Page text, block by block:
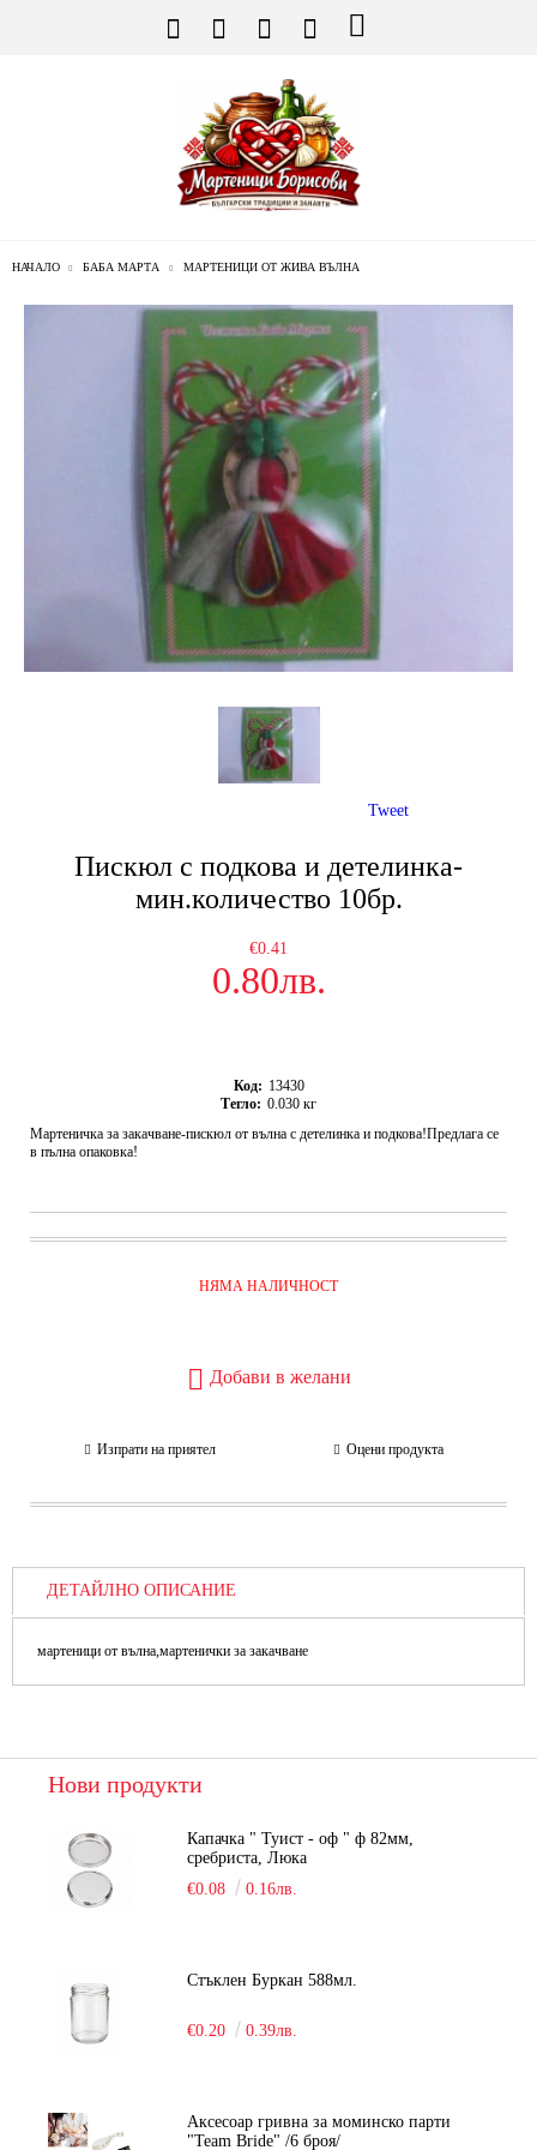
НАЧАЛО БАБА МАРТА МАРТЕНИЦИ ОТ ЖИВА ВЪЛНА
Пискюл с подкова и детелинка-
мин.количество 10бр.
€0.41
0.80лв.
Код: 13430
Тегло: 0.030 кг
Мартеничка за закачване-пискюл от вълна с детелинка и подкова!Предлага се
в пълна опаковка!
НЯМА НАЛИЧНОСТ
Добави в желани
Изпрати на приятел Оцени продукта
Tweet
ДЕТАЙЛНО ОПИСАНИЕ
мартеници от вълна,мартенички за закачване
Нови продукти
Капачка " Туист - оф " ф 82мм,
сребриста, Люка
€0.08
0.16лв.
Стъклен Буркан 588мл.
€0.20 0.39лв.
Аксесоар гривна за моминско парти
"Team Bride" /6 броя/